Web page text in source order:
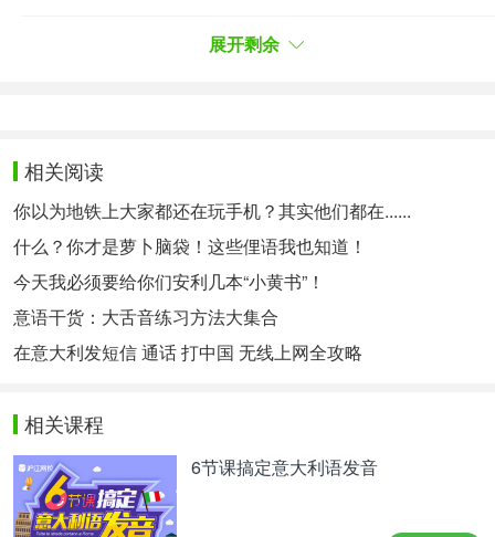
carriera è importante redigere più ricerche possibili,
课程。必须获得
期），其入学需要通过考试竞赛。攻读博士学位的最
短时间是三年； 最长期限为5年。在攻读博士学位期
间，博士生必须撰写研究论文。以及尽可能多的研究
报告、在科学杂志上发表、撰写论文和书籍对博士生
的职业生涯非常重要。
identificabile nella
da ricercatore, indetto dalle singole università. Il
requisito che insieme allo svolgimento di una prova
eccellente consente di superarlo è il
展开剩余
相关阅读
你以为地铁上大家都还在玩手机？其实他们都在......
什么？你才是萝卜脑袋！这些俚语我也知道！
今天我必须要给你们安利几本“小黄书”！
意语干货：大舌音练习方法大集合
在意大利发短信 通话 打中国 无线上网全攻略
相关课程
6节课搞定意大利语发音